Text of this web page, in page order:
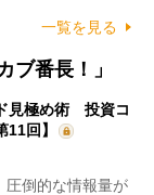
一覧を見る
ブ番長！」
見極め術 投資コ
回】
倒的な情報量が